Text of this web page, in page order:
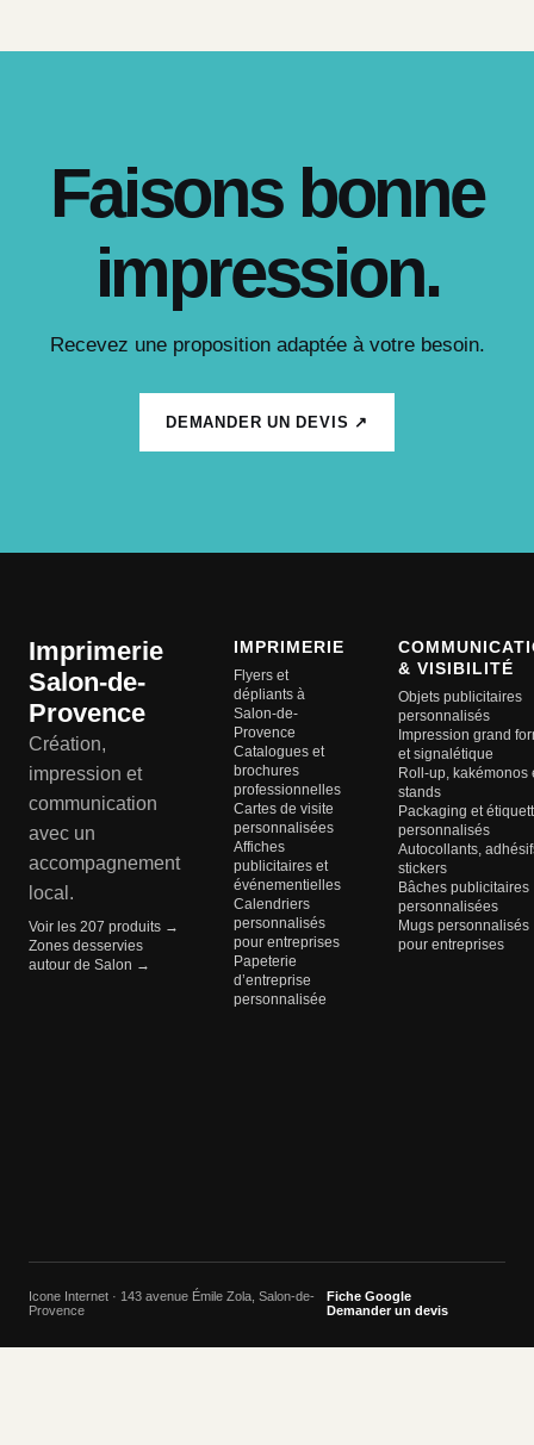
Faisons bonne
impression.
Recevez une proposition adaptée à votre besoin.
DEMANDER UN DEVIS ↗
Imprimerie
Salon-de-
Provence
Création,
impression et
communication
avec un
accompagnement
local.
Voir les 207 produits →
Zones desservies
autour de Salon →
IMPRIMERIE
Flyers et
dépliants à
Salon-de-
Provence
Catalogues et
brochures
professionnelles
Cartes de visite
personnalisées
Affiches
publicitaires et
événementielles
Calendriers
personnalisés
pour entreprises
Papeterie
d’entreprise
personnalisée
& VISIBILITÉ
Objets publicitaires
personnalisés
Impression grand
et signalétique
Roll-up, kakémonos
stands
Packaging et
personnalisés
Autocollants,
stickers
Bâches publicitaires
personnalisées
Mugs personnalisés
pour entreprises
Icone Internet · 143 avenue Émile Zola, Salon-de-
Provence
Fiche Google
Demander un devis